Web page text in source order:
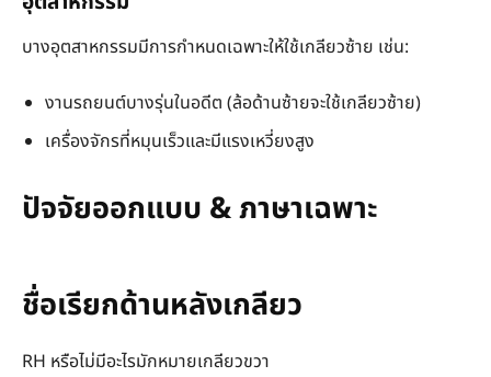
บางอุตสาหกรรมมีการกำหนดเฉพาะให้ใช้เกลียวซ้าย เช่น:
งานรถยนต์บางรุ่นในอดีต (ล้อด้านซ้ายจะใช้เกลียวซ้าย)
เครื่องจักรที่หมุนเร็วและมีแรงเหวี่ยงสูง
ปัจจัยออกแบบ & ภาษาเฉพาะ
ชื่อเรียกด้านหลังเกลียว
RH หรือไม่มีอะไรมักหมายเกลียวขวา